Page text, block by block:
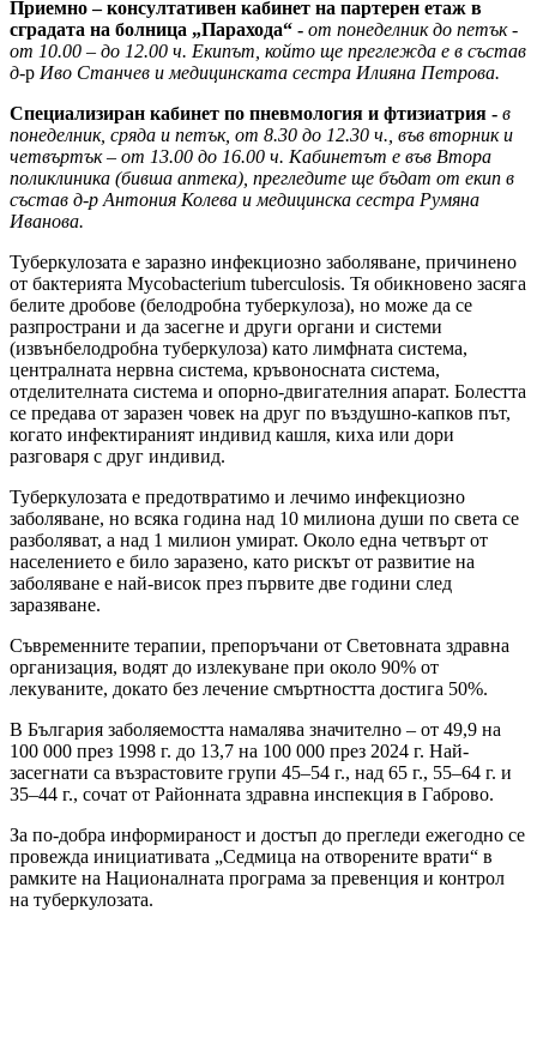
Приемно – консултативен кабинет на партерен етаж в
сградата на болница „Парахода“ - от понеделник до петък -
от 10.00 – до 12.00 ч. Екипът, който ще преглежда е в състав
д-р Иво Станчев и медицинската сестра Илияна Петрова.
Специализиран кабинет по пневмология и фтизиатрия - в
понеделник, сряда и петък, от 8.30 до 12.30 ч., във вторник и
четвъртък – от 13.00 до 16.00 ч. Кабинетът е във Втора
поликлиника (бивша аптека), прегледите ще бъдат от екип в
състав д-р Антония Колева и медицинска сестра Румяна
Иванова.
Туберкулозата е заразно инфекциозно заболяване, причинено
от бактерията Mycobacterium tuberculosis. Тя обикновено засяга
белите дробове (белодробна туберкулоза), но може да се
разпространи и да засегне и други органи и системи
(извънбелодробна туберкулоза) като лимфната система,
централната нервна система, кръвоносната система,
отделителната система и опорно-двигателния апарат. Болестта
се предава от заразен човек на друг по въздушно-капков път,
когато инфектираният индивид кашля, киха или дори
разговаря с друг индивид.
Туберкулозата е предотвратимо и лечимо инфекциозно
заболяване, но всяка година над 10 милиона души по света се
разболяват, а над 1 милион умират. Около една четвърт от
населението е било заразено, като рискът от развитие на
заболяване е най-висок през първите две години след
заразяване.
Съвременните терапии, препоръчани от Световната здравна
организация, водят до излекуване при около 90% от
лекуваните, докато без лечение смъртността достига 50%.
В България заболяемостта намалява значително – от 49,9 на
100 000 през 1998 г. до 13,7 на 100 000 през 2024 г. Най-
засегнати са възрастовите групи 45–54 г., над 65 г., 55–64 г. и
35–44 г., сочат от Районната здравна инспекция в Габрово.
За по-добра информираност и достъп до прегледи ежегодно се
провежда инициативата „Седмица на отворените врати“ в
рамките на Националната програма за превенция и контрол
на туберкулозата.